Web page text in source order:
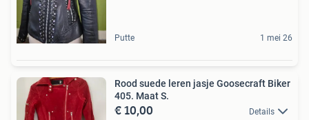
Putte 1 mei 26
Rood suede leren jasje Goosecraft Biker
405. Maat S.
€ 10,00 Details